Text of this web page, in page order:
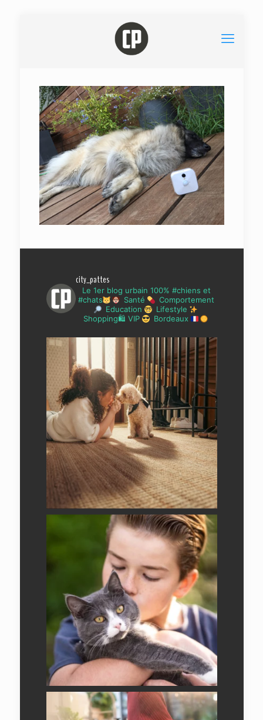
city_pattes
Le 1er blog urbain 100% #chiens et
#chats
Santé
Comportement
Education
Lifestyle
Shopping🛍 VIP
Bordeaux